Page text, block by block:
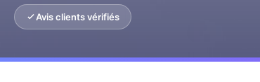
Avis clients vérifiés